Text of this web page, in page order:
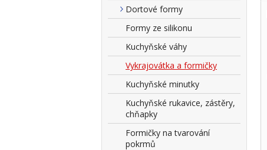
Dortové formy
Formy ze silikonu
Kuchyňské váhy
Vykrajovátka a formičky
Kuchyňské minutky
Kuchyňské rukavice, zástěry,
chňapky
Formičky na tvarování
pokrmů